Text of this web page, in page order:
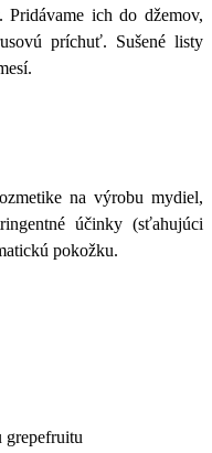
Pridávame ich do džemov,
príchuť. Sušené listy
na výrobu mydiel,
účinky (sťahujúci
pokožku.
grepefruitu